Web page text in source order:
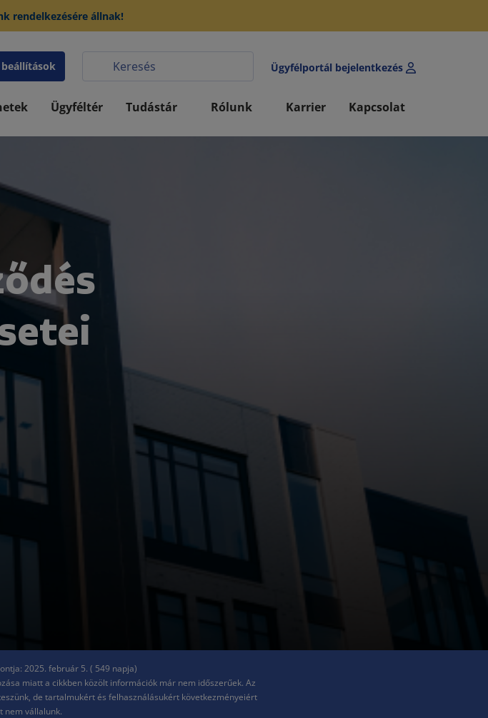
rendelkezésére állnak!
beállítások Ügyfélportál bejelentkezés
Ügyféltér Tudástár Rólunk Karrier Kapcsolat
2025. február 5. ( 549 napja)
miatt a cikkben közölt információk már nem időszerűek. Az
de tartalmukért és felhasználásukért következményeiért
nem vállalunk.